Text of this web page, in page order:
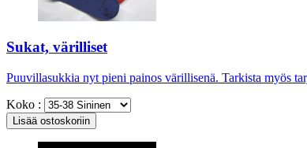
Sukat, värilliset
Puuvillasukkia nyt pieni painos värillisenä. Tarkista myös
Koko :